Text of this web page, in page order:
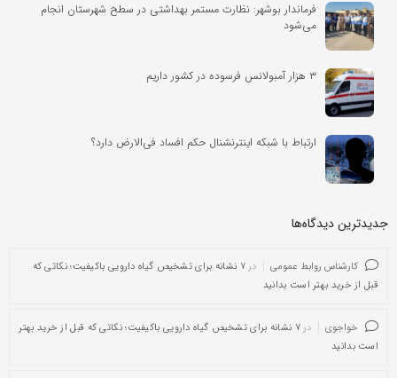
فرماندار بوشهر: نظارت مستمر بهداشتی در سطح شهرستان انجام
می‌شود
۳ هزار آمبولانس فرسوده در کشور داریم
ارتباط با شبکه‌ اینترنشنال حکم افساد فی‌الارض دارد؟
جدیدترین دیدگاه‌‌ها
کارشناس روابط عمومی در
۷ نشانه برای تشخیص گیاه دارویی باکیفیت؛ نکاتی که
قبل از خرید بهتر است بدانید
خواجوی در
۷ نشانه برای تشخیص گیاه دارویی باکیفیت؛ نکاتی که قبل از خرید بهتر
است بدانید